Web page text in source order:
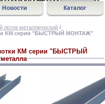
лоток металлический /
КМ серии "БЫСТРЫЙ МОНТАЖ"
КМ серии "БЫСТРЫЙ